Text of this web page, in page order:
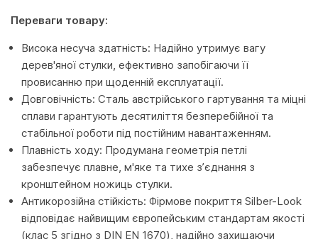
Переваги товару:
Висока несуча здатність: Надійно утримує вагу
дерев'яної стулки, ефективно запобігаючи її
провисанню при щоденній експлуатації.
Довговічність: Сталь австрійського гартування та міцні
сплави гарантують десятиліття безперебійної та
стабільної роботи під постійним навантаженням.
Плавність ходу: Продумана геометрія петлі
забезпечує плавне, м'яке та тихе з’єднання з
кронштейном ножиць стулки.
Антикорозійна стійкість: Фірмове покриття Silber-Look
відповідає найвищим європейським стандартам якості
(клас 5 згідно з DIN EN 1670), надійно захищаючи